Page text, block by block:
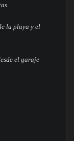
la playa y el
el garaje